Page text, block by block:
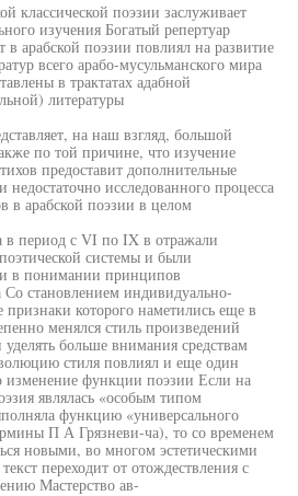
классической поэзии заслуживает
изучения Богатый репертуар
арабской поэзии повлиял на развитие
всего арабо-мусульманского мира
в трактатах адабной
литературы
на наш взгляд, большой
по той причине, что изучение
предоставит дополнительные
недостаточно исследованного процесса
в арабской поэзии в целом
в период с VI по IX в отражали
системы и были
в понимании принципов
Со становлением индивидуально-
признаки которого наметились еще в
менялся стиль произведений
больше внимания средствам
стиля повлиял и еще один
функции поэзии Если на
являлась «особым типом
функцию «универсального
П А Грязневи-ча), то со временем
новыми, во многом эстетическими
переходит от отождествления с
Мастерство ав-